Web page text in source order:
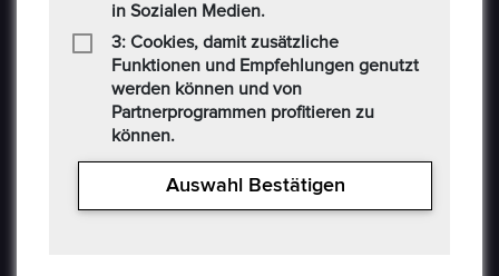
verkaufen können. Epoxa bietet zusätzlich einen
Umtauschservice von DM zu EUR an. Mit diesem
Service können Personen, die sich weit entfernt von
den regionalen Standorten der Bundesbank befinden
(www.ezb.europa.eu), ihre DM-Währung in Euro
umtauschen.
in Sozialen Medien.
3: Cookies, damit zusätzliche
Funktionen und Empfehlungen genutzt
werden können und von
Partnerprogrammen profitieren zu
können.
Auswahl Bestätigen